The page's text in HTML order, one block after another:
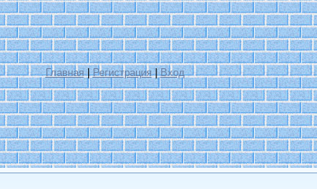
Главная|Регистрация|Вход